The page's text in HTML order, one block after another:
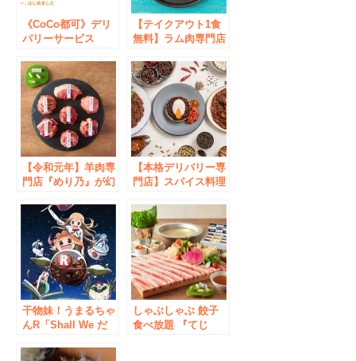
《CoCo都可》デリ
バリーサービス
前館」を導入！
【テイクアウト1食
無料】ラム肉専門店
ーストレストラン
「サラダ専門店
HAVE A GOOD
HARVEST」がUber
Eats限定で新宿、銀
座、秋葉原にNEW
OPEN！
【令和元年】羊肉専
門店『めり乃』が幻
7種類のジンギスカ
ンが食べ放題・飲み
放題付きコースを
1,000円オフで5/7～
期間限定提供いたし
ます！
【本格デリバリー専
門店】スパイス料理
こ》完全監修のスパ
イスチキンカレー＆
キーマカレー『一条
もんこ先生のカレー
診療所』が、5月27
日(水)より関東9箇所
で提供開始いたしま
す！
干物妹！うまるちゃ
んR「Shall We だ
12/16より ボークス
しゃぶしゃぶ 餃子
食べ放題 『てじ